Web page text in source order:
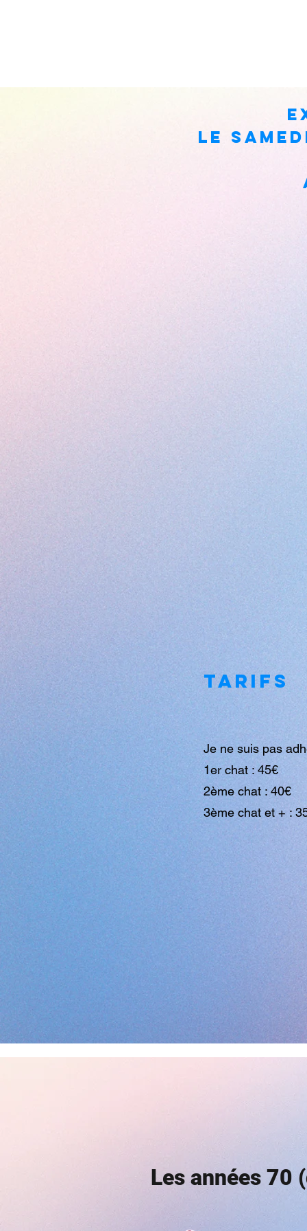
Le
TARIFS
Je ne suis pas
1er chat : 45€
2ème chat : 40€
3ème chat et + :
Championnat de
Les années 70